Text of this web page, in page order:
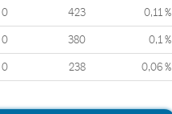
0 423 0,11 %
0 380 0,1 %
0 238 0,06 %